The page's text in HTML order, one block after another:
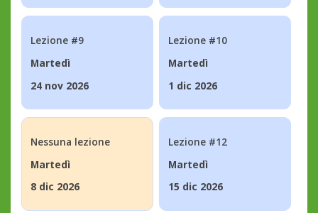
Lezione #9
Martedì
24 nov 2026
Lezione #10
Martedì
1 dic 2026
Nessuna lezione
Martedì
8 dic 2026
Lezione #12
Martedì
15 dic 2026